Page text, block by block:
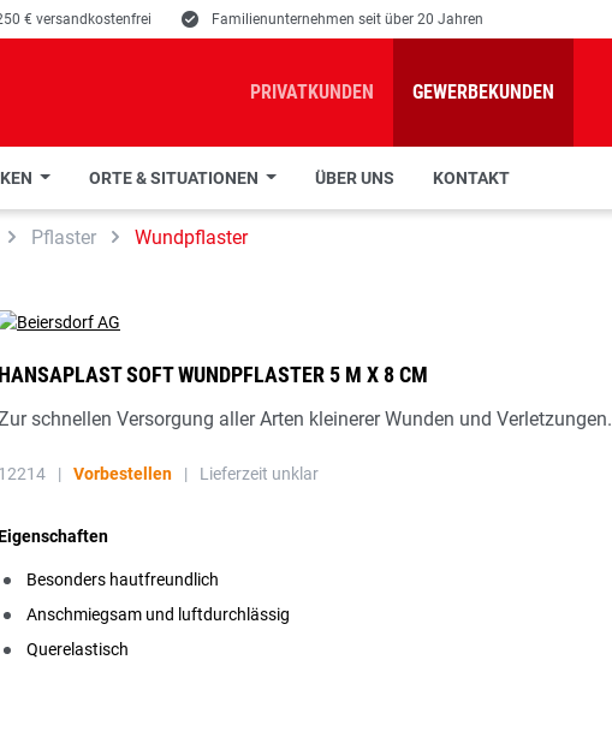
€ versandkostenfrei E Familienunternehmen seit über 20 Jahren
PRIVATKUNDEN GEWERBEKUNDEN
ORTE & SITUATIONEN ÜBER UNS KONTAKT
Pflaster Wundpflaster
HANSAPLAST SOFT WUNDPFLASTER 5 M X 8 CM
schnellen Versorgung aller Arten kleinerer Wunden und Verletzungen.
12214 | Vorbestellen | Lieferzeit unklar
Besonders hautfreundlich
Anschmiegsam und luftdurchlässig
Querelastisch